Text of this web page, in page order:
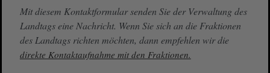
Mit diesem Kontaktformular senden Sie der Verwaltung des
Landtags eine Nachricht. Wenn Sie sich an die Fraktionen
des Landtags richten möchten, dann empfehlen wir die
direkte Kontaktaufnahme mit den Fraktionen.